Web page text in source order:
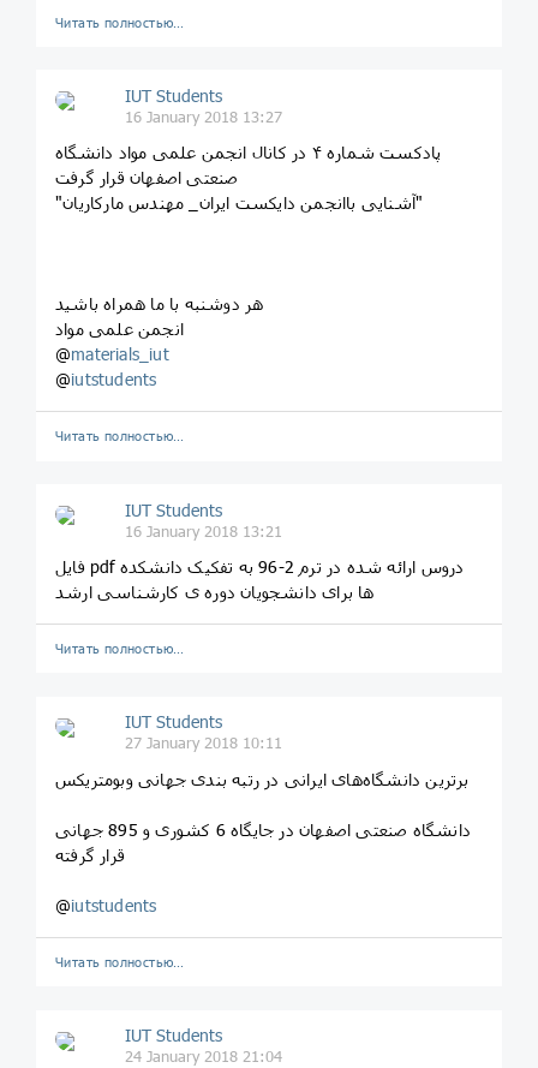
Читать полностью…
IUT Students
16 January 2018 13:27
پادکست شماره ۴ در کانال انجمن علمی مواد دانشگاه
صنعتی اصفهان قرار گرفت
"آشنایی باانجمن دایکست ایران_ مهندس مارکاریان"
هر دوشنبه با ما همراه باشید
انجمن علمی مواد
@materials_iut
@iutstudents
Читать полностью…
IUT Students
16 January 2018 13:21
فایل pdf دروس ارائه شده در ترم 2-96 به تفکیک دانشکده
ها برای دانشجویان دوره ی کارشناسی ارشد
Читать полностью…
IUT Students
27 January 2018 10:11
برترین دانشگاه‌های ایرانی در رتبه بندی جهانی وبومتریکس
دانشگاه صنعتی اصفهان در جایگاه 6 کشوری و 895 جهانی
قرار گرفته
@iutstudents
Читать полностью…
IUT Students
24 January 2018 21:04